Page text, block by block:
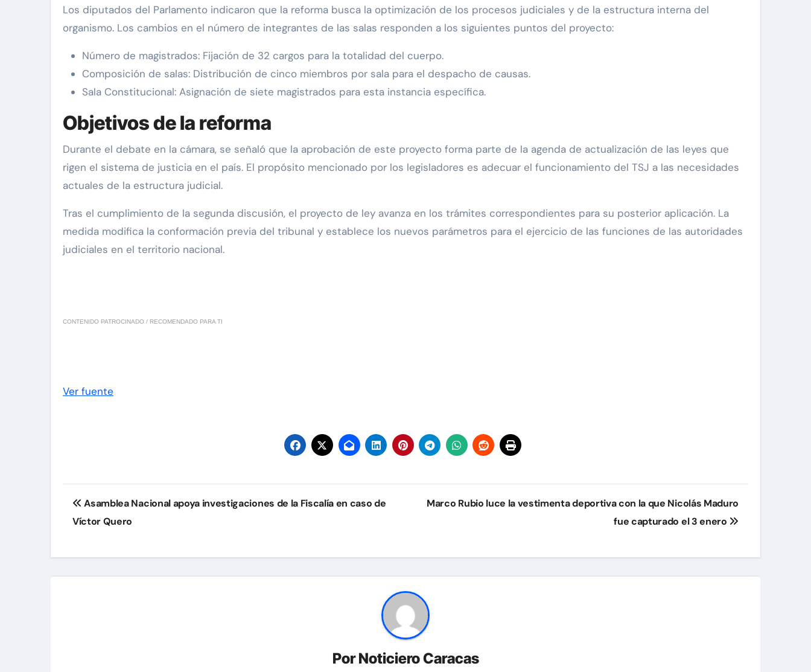
Los diputados del Parlamento indicaron que la reforma busca la optimización de los procesos judiciales y de la estructura interna del
organismo. Los cambios en el número de integrantes de las salas responden a los siguientes puntos del proyecto:
Número de magistrados: Fijación de 32 cargos para la totalidad del cuerpo.
Composición de salas: Distribución de cinco miembros por sala para el despacho de causas.
Sala Constitucional: Asignación de siete magistrados para esta instancia específica.
Objetivos de la reforma
Durante el debate en la cámara, se señaló que la aprobación de este proyecto forma parte de la agenda de actualización de las leyes que
rigen el sistema de justicia en el país. El propósito mencionado por los legisladores es adecuar el funcionamiento del TSJ a las necesidades
actuales de la estructura judicial.
Tras el cumplimiento de la segunda discusión, el proyecto de ley avanza en los trámites correspondientes para su posterior aplicación. La
medida modifica la conformación previa del tribunal y establece los nuevos parámetros para el ejercicio de las funciones de las autoridades
judiciales en el territorio nacional.
CONTENIDO PATROCINADO / RECOMENDADO PARA TI
Ver fuente
Navegación
de
Asamblea Nacional apoya investigaciones de la Fiscalía en caso de
Víctor Quero
Marco Rubio luce la vestimenta deportiva con la que Nicolás Maduro
fue capturado el 3 enero
PorNoticiero Caracas